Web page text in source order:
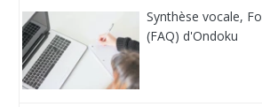
Synthèse vocale,
(FAQ) d'Ondoku